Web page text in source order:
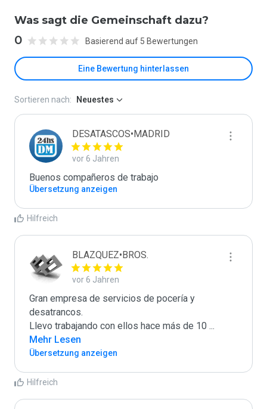
Was sagt die Gemeinschaft dazu?
0 Basierend auf 5 Bewertungen
Eine Bewertung hinterlassen
Sortieren nach: Neuestes
DESATASCOS•MADRID
vor 6 Jahren
Buenos compañeros de trabajo
Übersetzung anzeigen
Hilfreich
BLAZQUEZ•BROS.
vor 6 Jahren
Gran empresa de servicios de pocería y
desatrancos.
Llevo trabajando con ellos hace más de 10 ...
Mehr Lesen
Übersetzung anzeigen
Hilfreich